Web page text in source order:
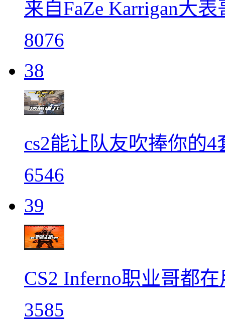
来自FaZe Karrigan大
8076
38
cs2能让队友吹捧你的
6546
39
CS2 Inferno职业哥都
3585